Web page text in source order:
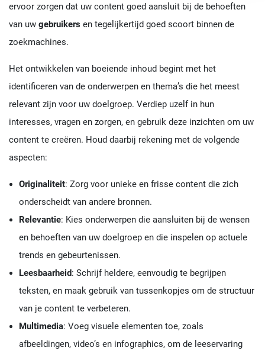
ervoor zorgen dat uw content goed aansluit bij de behoeften
van uw gebruikers en tegelijkertijd goed scoort binnen de
zoekmachines.
Het ontwikkelen van boeiende inhoud begint met het
identificeren van de onderwerpen en thema’s die het meest
relevant zijn voor uw doelgroep. Verdiep uzelf in hun
interesses, vragen en zorgen, en gebruik deze inzichten om uw
content te creëren. Houd daarbij rekening met de volgende
aspecten:
Originaliteit: Zorg voor unieke en frisse content die zich
onderscheidt van andere bronnen.
Relevantie: Kies onderwerpen die aansluiten bij de wensen
en behoeften van uw doelgroep en die inspelen op actuele
trends en gebeurtenissen.
Leesbaarheid: Schrijf heldere, eenvoudig te begrijpen
teksten, en maak gebruik van tussenkopjes om de structuur
van je content te verbeteren.
Multimedia: Voeg visuele elementen toe, zoals
afbeeldingen, video’s en infographics, om de leeservaring